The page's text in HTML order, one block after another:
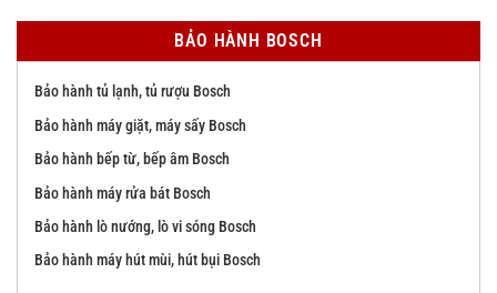
BẢO HÀNH BOSCH
Bảo hành tủ lạnh, tủ rượu Bosch
Bảo hành máy giặt, máy sấy Bosch
Bảo hành bếp từ, bếp âm Bosch
Bảo hành máy rửa bát Bosch
Bảo hành lò nướng, lò vi sóng Bosch
Bảo hành máy hút mùi, hút bụi Bosch